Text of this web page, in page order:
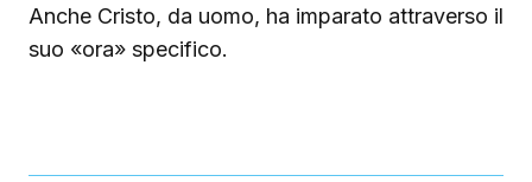
Anche Cristo, da uomo, ha imparato attraverso il
suo «ora» specifico.